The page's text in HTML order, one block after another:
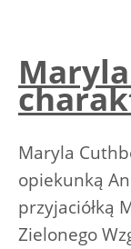
Maryla
opiekunką
przyjaciółką
Zielonego